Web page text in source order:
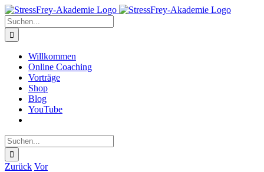
Zum
Inhalt
springen
Suche
nach:
Willkommen
Online Coaching
Vorträge
Shop
Blog
YouTube
Suche
nach:
Zurück Vor